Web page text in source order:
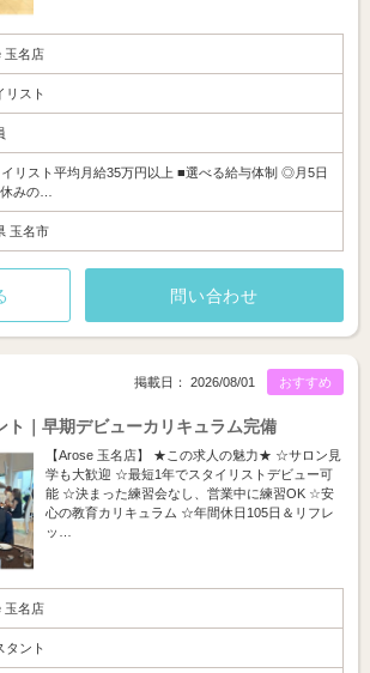
玉名店
リスト
リスト平均月給35万円以上 ■選べる給与体制 ◎月5日
みの…
玉名市
問い合わせ
おすすめ
掲載日： 2026/08/01
ト｜早期デビューカリキュラム完備
【Arose 玉名店】 ★この求人の魅力★ ☆サロン見
学も大歓迎 ☆最短1年でスタイリストデビュー可
能 ☆決まった練習会なし、営業中に練習OK ☆安
心の教育カリキュラム ☆年間休日105日＆リフレ
ッ…
玉名店
タント